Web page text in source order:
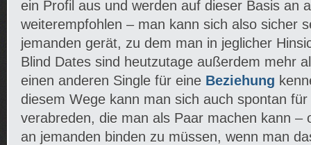
ein Profil aus und werden auf dieser Basis an
weiterempfohlen – man kann sich also sicher
jemanden gerät, zu dem man in jeglicher
Blind Dates sind heutzutage außerdem mehr
einen anderen Single für eine Beziehung
diesem Wege kann man sich auch spontan
verabreden, die man als Paar machen kann –
an jemanden binden zu müssen, wenn man